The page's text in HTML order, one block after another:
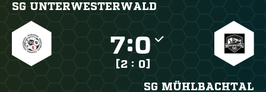
SG UNTERWESTERWALD
:
[2 : 0]
SG MÜHLBACHTAL